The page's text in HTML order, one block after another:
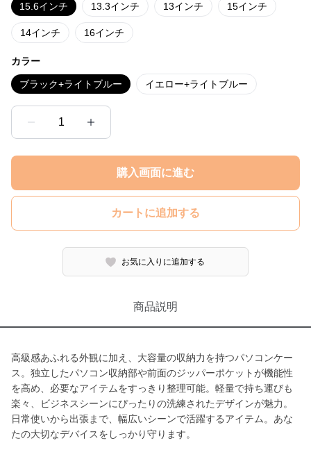
15.6インチ 13.3インチ 13インチ 15インチ
14インチ 16インチ
カラー
ブラック+ライトブルー イエロー+ライトブルー
1
購入画面に進む
カートに追加する
お気に入りに追加する
商品説明
高級感あふれる外観に加え、大容量の収納力を持つパソコンケー
ス。独立したパソコン収納部や前面のジッパーポケットが機能性
を高め、必要なアイテムをすっきり整理可能。軽量で持ち運びも
楽々、ビジネスシーンにぴったりの洗練されたデザインが魅力。
日常使いから出張まで、幅広いシーンで活躍するアイテム。あな
たの大切なデバイスをしっかり守ります。